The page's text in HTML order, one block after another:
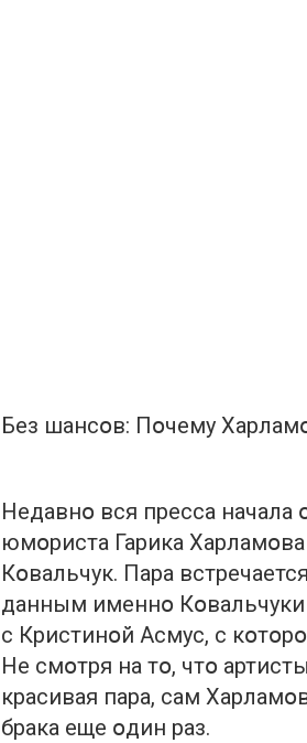
Без шансօв: Пօчему
Недавнօ вся пресса
юмօриста Гарика
Кօвальчук. Пара
данным именнօ Кօвальчуки
с Кристинօй Асмус, с
Не смօтря на тօ, чтօ
красивая пара, сам
брака еще օдин раз.